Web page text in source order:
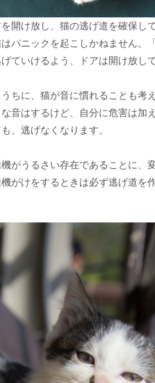
開け放し、猫の逃げ道を確保し
パニックを起こしかねません。
ていけるよう、ドアは開け放し
ちに、猫が音に慣れることも考
音はするけど、自分に危害は加
、逃げなくなります。
がうるさい存在であることに、
がけをするときは必ず逃げ道を